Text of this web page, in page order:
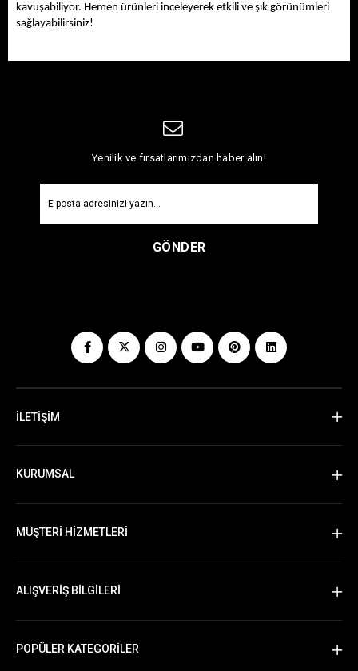
kavuşabiliyor. Hemen ürünleri inceleyerek etkili ve şık görünümleri
sağlayabilirsiniz!
Yenilik ve fırsatlarımızdan haber alın!
GÖNDER
İLETİŞİM
KURUMSAL
MÜŞTERİ HİZMETLERİ
ALIŞVERİŞ BİLGİLERİ
POPÜLER KATEGORİLER